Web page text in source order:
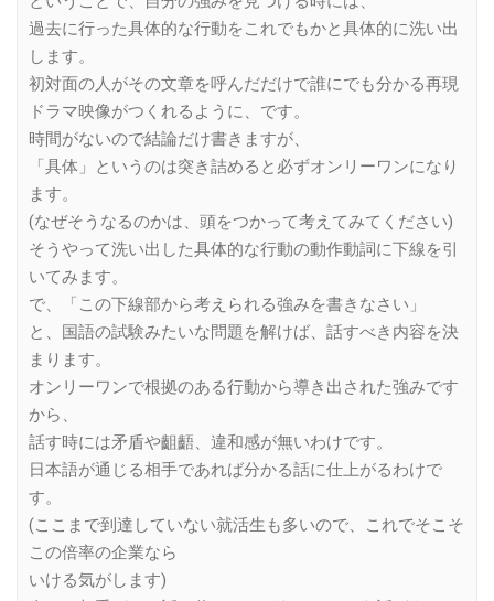
過去に行った具体的な行動をこれでもかと具体的に洗い出
します。
初対面の人がその文章を呼んだだけで誰にでも分かる再現
ドラマ映像がつくれるように、です。
時間がないので結論だけ書きますが、
「具体」というのは突き詰めると必ずオンリーワンになり
ます。
(なぜそうなるのかは、頭をつかって考えてみてください)
そうやって洗い出した具体的な行動の動作動詞に下線を引
いてみます。
で、「この下線部から考えられる強みを書きなさい」
と、国語の試験みたいな問題を解けば、話すべき内容を決
まります。
オンリーワンで根拠のある行動から導き出された強みです
から、
話す時には矛盾や齟齬、違和感が無いわけです。
日本語が通じる相手であれば分かる話に仕上がるわけで
す。
(ここまで到達していない就活生も多いので、これでそこそ
この倍率の企業なら
いける気がします)